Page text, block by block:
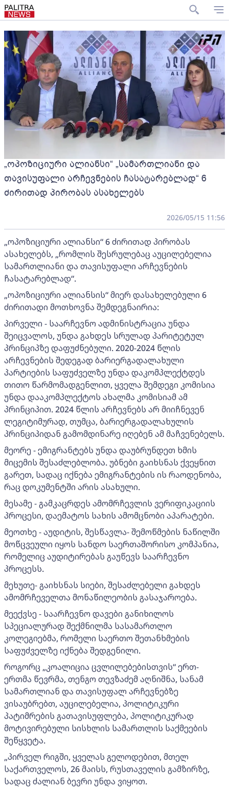
„ოპოზიციური ალიანსი“ „სამართლიანი და
თავისუფალი არჩევნების ჩასატარებლად“ 6
ძირითად პირობას ასახელებს
2026/05/15 11:56
„ოპოზიციური ალიანსი“ 6 ძირითად პირობას
ასახელებს, „რომლის შესრულებაც აუცილებელია
სამართლიანი და თავისუფალი არჩევნების
ჩასატარებლად“.
„ოპოზიციური ალიანსის“ მიერ დასახელებული 6
ძირითადი მოთხოვნა შემდეგნაირია:
პირველი - საარჩევნო ადმინისტრაცია უნდა
შეიცვალოს, უნდა გახდეს სრულად პარიტეტულ
პრინციპზე დაფუძნებული. 2020-2024 წლის
არჩევნების შედეგად ბარიერგადალახული
პარტიების საფუძველზე უნდა დაკომპლექტდეს
თითო წარმომადგენლით, ყველა შემდეგი კომისია
უნდა დააკომპლექტოს ახალმა კომისიამ ამ
პრინციპით. 2024 წლის არჩევნებს არ მიიჩნევენ
ლეგიტიმურად, თუმცა, ბარიერგადალახულის
პრინციპიდან გამომდინარე იღებენ ამ მაჩვენებელს.
მეორე - ემიგრანტებს უნდა დაუბრუნდეთ ხმის
მიცემის შესაძლებლობა. უბნები გაიხსნას ქვეყნით
გარეთ, სადაც იქნება ემიგრანტების ის რაოდენობა,
რაც დოკუმენტში არის ასახული.
მესამე - გამკაცრდეს ამომრჩევლის ვერიფიკაციის
პროცესი, დაემატოს სახის ამომცნობი აპარატები.
მეოთხე - აუდიტის, შესწავლა- შემოწმების ნაწილში
მოწცვეული იყოს სანდო საერთაშორისო კომპანია,
რომელიც აუდიტირებას გაუწევს საარჩევნო
პროცესს.
მეხუთე- გაიხსნას სიები, შესაძლებელი გახდეს
ამომრჩეველთა მონაწილეობის გასაჯაროება.
მეექვსე - საარჩევნო დავები განიხილოს
სპეციალურად შექმნილმა სასამართლო
კოლეგიებმა, რომელი საერთო შეთანხმების
საფუძველზე იქნება შედგენილი.
როგორც „კოალიცია ცვლილებებისთვის“ ერთ-
ერთმა წევრმა, თენგო თევზაძემ აღნიშნა, სანამ
სამართლიან და თავისუფალ არჩევნებზე
ვისაუბრებთ, აუცილებელია, პოლიტიკური
პატიმრების გათავისუფლება, პოლიტიკურად
მოტივირებული სისხლის სამართლის საქმეების
შეწყვეტა.
„პირველ რიგში, ყველას გელოდებით, მთელ
საქართველოს, 26 მაისს, რუსთაველის გამზირზე,
სადაც ძალიან ბევრი უნდა ვიყოთ.